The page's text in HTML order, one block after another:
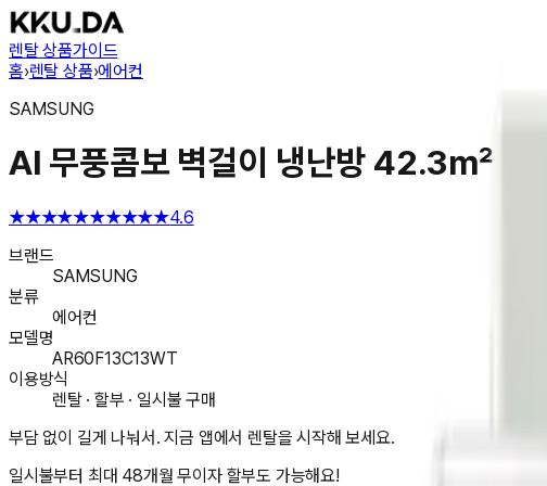
렌탈 상품가이드
홈›렌탈 상품›에어컨
SAMSUNG
AI 무풍콤보 벽걸이 냉난방 42.3㎡ (
★★★★★★★★★★4.6
브랜드
SAMSUNG
분류
에어컨
모델명
AR60F13C13WT
이용방식
렌탈 · 할부 · 일시불 구매
부담 없이 길게 나눠서. 지금 앱에서 렌탈을 시작해 보세요.
일시불부터 최대 48개월 무이자 할부도 가능해요!